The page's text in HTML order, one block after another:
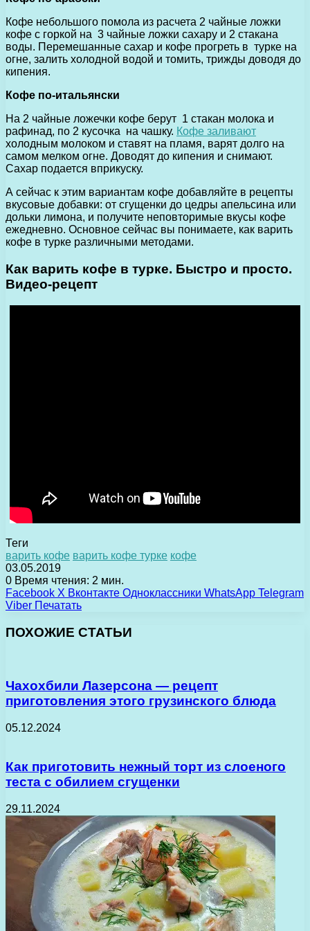
Кофе небольшого помола из расчета 2 чайные ложки
кофе с горкой на 3 чайные ложки сахару и 2 стакана
воды. Перемешанные сахар и кофе прогреть в турке на
огне, залить холодной водой и томить, трижды доводя до
кипения.
Кофе по-итальянски
На 2 чайные ложечки кофе берут 1 стакан молока и
рафинад, по 2 кусочка на чашку. Кофе заливают
холодным молоком и ставят на пламя, варят долго на
самом мелком огне. Доводят до кипения и снимают.
Сахар подается вприкуску.
А сейчас к этим вариантам кофе добавляйте в рецепты
вкусовые добавки: от сгущенки до цедры апельсина или
дольки лимона, и получите неповторимые вкусы кофе
ежедневно. Основное сейчас вы понимаете, как варить
кофе в турке различными методами.
Как варить кофе в турке. Быстро и просто.
Видео-рецепт
Теги
варить кофе варить кофе турке кофе
03.05.2019
0 Время чтения: 2 мин.
Facebook X Вконтакте Одноклассники WhatsApp Telegram
Viber Печатать
ПОХОЖИЕ СТАТЬИ
Чахохбили Лазерсона — рецепт
приготовления этого грузинского блюда
05.12.2024
Как приготовить нежный торт из слоеного
теста с обилием сгущенки
29.11.2024